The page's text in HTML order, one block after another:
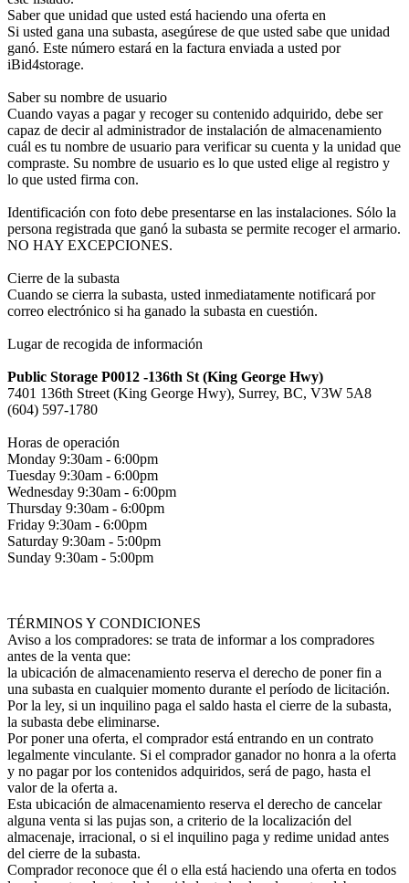
Saber que unidad que usted está haciendo una oferta en
Si usted gana una subasta, asegúrese de que usted sabe que unidad
ganó. Este número estará en la factura enviada a usted por
iBid4storage.
Saber su nombre de usuario
Cuando vayas a pagar y recoger su contenido adquirido, debe ser
capaz de decir al administrador de instalación de almacenamiento
cuál es tu nombre de usuario para verificar su cuenta y la unidad que
compraste. Su nombre de usuario es lo que usted elige al registro y
lo que usted firma con.
Identificación con foto debe presentarse en las instalaciones. Sólo la
persona registrada que ganó la subasta se permite recoger el armario.
NO HAY EXCEPCIONES.
Cierre de la subasta
Cuando se cierra la subasta, usted inmediatamente notificará por
correo electrónico si ha ganado la subasta en cuestión.
Lugar de recogida de información
Public Storage P0012 -136th St (King George Hwy)
7401 136th Street (King George Hwy), Surrey, BC, V3W 5A8
(604) 597-1780
Horas de operación
Monday 9:30am - 6:00pm
Tuesday 9:30am - 6:00pm
Wednesday 9:30am - 6:00pm
Thursday 9:30am - 6:00pm
Friday 9:30am - 6:00pm
Saturday 9:30am - 5:00pm
Sunday 9:30am - 5:00pm
TÉRMINOS Y CONDICIONES
Aviso a los compradores: se trata de informar a los compradores
antes de la venta que:
la ubicación de almacenamiento reserva el derecho de poner fin a
una subasta en cualquier momento durante el período de licitación.
Por la ley, si un inquilino paga el saldo hasta el cierre de la subasta,
la subasta debe eliminarse.
Por poner una oferta, el comprador está entrando en un contrato
legalmente vinculante. Si el comprador ganador no honra a la oferta
y no pagar por los contenidos adquiridos, será de pago, hasta el
valor de la oferta a.
Esta ubicación de almacenamiento reserva el derecho de cancelar
alguna venta si las pujas son, a criterio de la localización del
almacenaje, irracional, o si el inquilino paga y redime unidad antes
del cierre de la subasta.
Comprador reconoce que él o ella está haciendo una oferta en todos